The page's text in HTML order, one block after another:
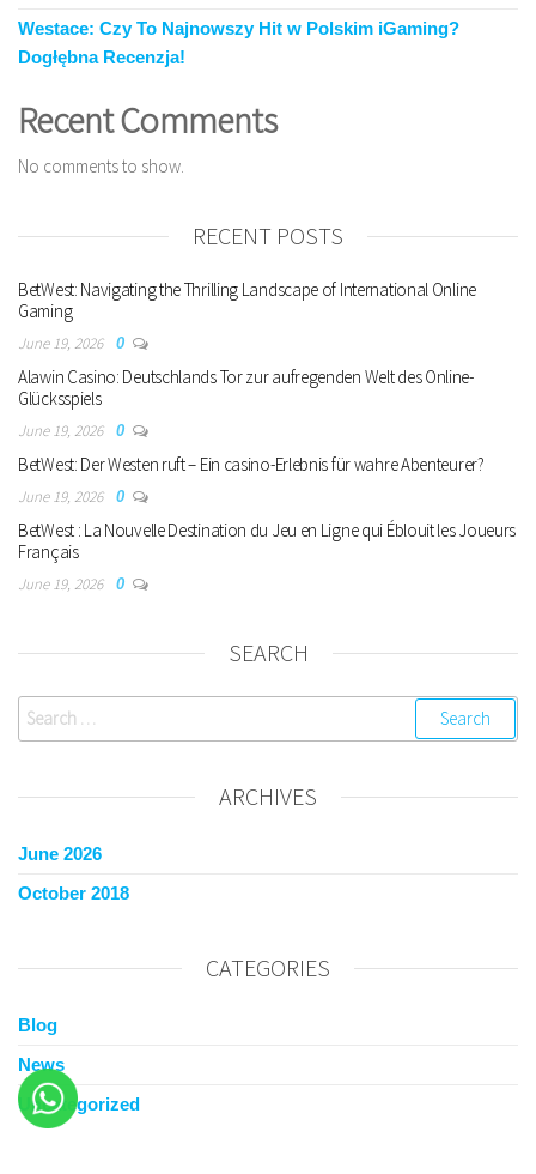
Westace: Czy To Najnowszy Hit w Polskim iGaming?
Dogłębna Recenzja!
Recent Comments
No comments to show.
RECENT POSTS
BetWest: Navigating the Thrilling Landscape of International Online
Gaming
June 19, 2026 0
Alawin Casino: Deutschlands Tor zur aufregenden Welt des Online-
Glücksspiels
June 19, 2026 0
BetWest: Der Westen ruft – Ein casino-Erlebnis für wahre Abenteurer?
June 19, 2026 0
BetWest : La Nouvelle Destination du Jeu en Ligne qui Éblouit les Joueurs
Français
June 19, 2026 0
SEARCH
ARCHIVES
June 2026
October 2018
CATEGORIES
Blog
News
Uncategorized